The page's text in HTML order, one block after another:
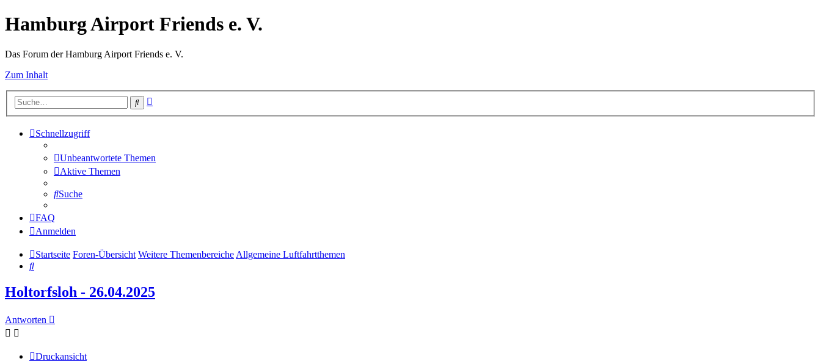
Hamburg Airport Friends e. V.
Das Forum der Hamburg Airport Friends e. V.
Zum Inhalt
Suche
Schnellzugriff
Unbeantwortete Themen
Aktive Themen
Suche
FAQ
Anmelden
Startseite Foren-Übersicht Weitere ThemenbereicheAllgemeine Luftfahrtthemen
Suche
Holtorfsloh - 26.04.2025
Antworten
Druckansicht